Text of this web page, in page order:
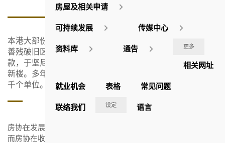
本港大部份市区楼宇建于3、40年代，并已急速老化。为改
善残破旧区居民的生活质素，房协于1974年获政府提供贷
款，于坚尼地城推出了第一个「市区改善计划」项目 — 美
新楼。多年来，房协已完成30个不同规模的项目，提供逾5
千个单位。
房协在发展「市区改善计划」时，需要向政府缴付市值地价，
而房协在收购物业时，一方面需要以市价进行收购，另一方面
房屋及相关申请
可持续发展 传媒中心
资料库 通告 更多
相关网址
就业机会 表格 常见问题
联络我们 设定 语言